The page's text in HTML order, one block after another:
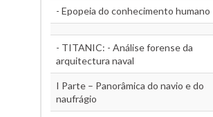
- Epopeia do conhecimento humano
- TITANIC: - Análise forense da
arquitectura naval
I Parte – Panorâmica do navio e do
naufrágio